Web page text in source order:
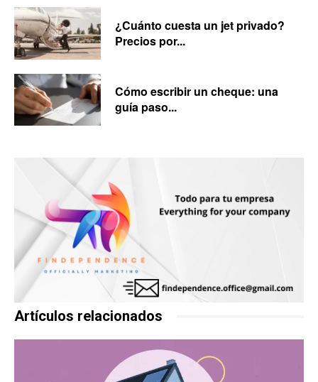
¿Cuánto cuesta un jet privado?
Precios por...
Cómo escribir un cheque: una
guía paso...
Artículos relacionados